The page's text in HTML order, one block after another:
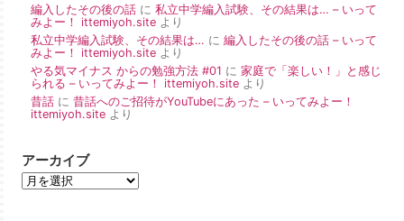
編入したその後の話 に 私立中学編入試験、その結果は… – いって
みよー！ ittemiyoh.site より
私立中学編入試験、その結果は… に 編入したその後の話 – いって
みよー！ ittemiyoh.site より
やる気マイナス からの勉強方法 #01 に 家庭で「楽しい！」と感じ
られる – いってみよー！ ittemiyoh.site より
昔話 に 昔話へのご招待がYouTubeにあった – いってみよー！
ittemiyoh.site より
アーカイブ